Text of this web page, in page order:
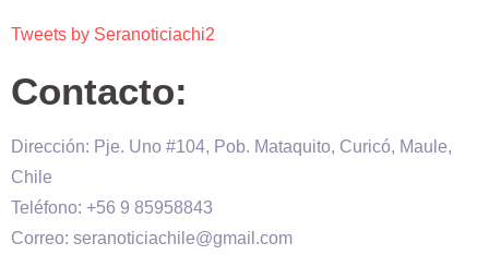
Tweets by Seranoticiachi2
Contacto:
Dirección: Pje. Uno #104, Pob. Mataquito, Curicó, Maule,
Chile
Teléfono: +56 9 85958843
Correo: seranoticiachile@gmail.com